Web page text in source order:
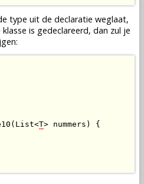
type uit de declaratie weglaat,
is gedeclareerd, dan zul je
T> nummers) {